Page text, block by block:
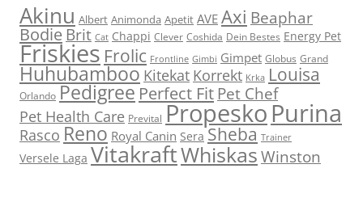
Akinu Albert Animonda Apetit AVE Axi Beaphar
Bodie Brit Cat Chappi Clever Coshida Dein Bestes Energy Pet
Friskies Frolic Frontline Gimbi Gimpet Globus Grand
Huhubamboo Kitekat Korrekt Krka Louisa
Orlando Pedigree Perfect Fit Pet Chef
Pet Health Care Prevital PropeskoPurina
Rasco Reno Royal Canin Sera Sheba Trainer
Versele Laga VitakraftWhiskasWinston